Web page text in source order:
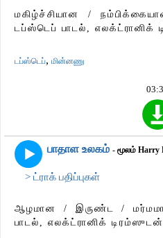
மகிழ்ச்சியான /
டப்ஸ்டெப் பாடல், எலக்ட்ரானிக்
டப்ஸ்டெப், மின்னணு
பாதாள உலகம் - மூலம் Harry
> ட்ராக் பதிப்புகள்
ஆழமான / இருண்ட /
பாடல், எலக்ட்ரானிக்